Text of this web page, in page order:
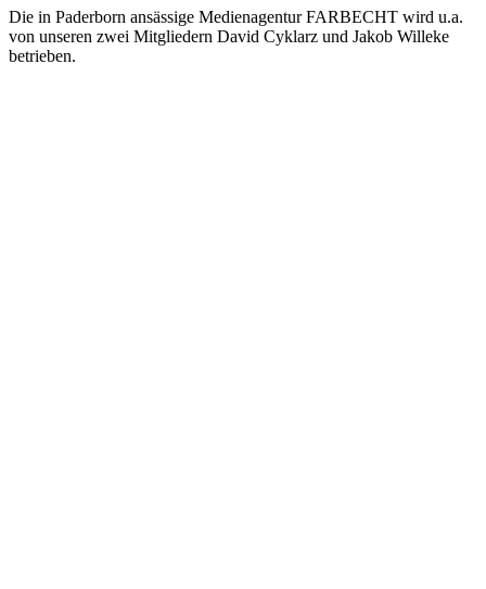
Die in Paderborn ansässige Medienagentur FARBECHT wird u.a.
von unseren zwei Mitgliedern David Cyklarz und Jakob Willeke
betrieben.